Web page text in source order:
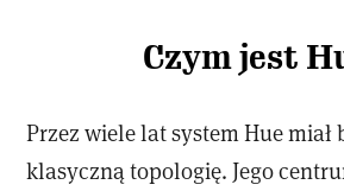
Czym jest
Przez wiele lat system Hue miał
klasyczną topologię. Jego